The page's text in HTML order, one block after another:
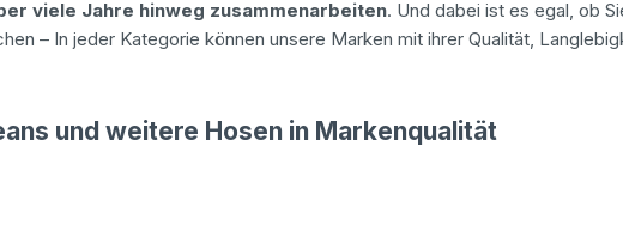
viele Jahre hinweg zusammenarbeiten. Und dabei ist es egal, ob
– In jeder Kategorie können unsere Marken mit ihrer Qualität,
und weitere Hosen in Markenqualität